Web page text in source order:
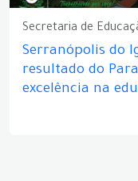
Secretaria de
Serranópolis do
resultado do
excelência na